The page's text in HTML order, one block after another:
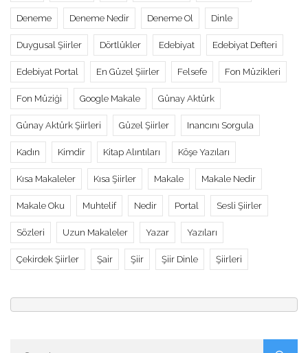
Deneme Deneme Nedir Deneme Ol Dinle
Duygusal Şiirler Dörtlükler Edebiyat Edebiyat Defteri
Edebiyat Portal En Güzel Şiirler Felsefe Fon Müzikleri
Fon Müziği Google Makale Günay Aktürk
Günay Aktürk Şiirleri Güzel Şiirler Inancını Sorgula
Kadın Kimdir Kitap Alıntıları Köşe Yazıları
Kısa Makaleler Kısa Şiirler Makale Makale Nedir
Makale Oku Muhtelif Nedir Portal Sesli Şiirler
Sözleri Uzun Makaleler Yazar Yazıları
Çekirdek Şiirler Şair Şiir Şiir Dinle Şiirleri